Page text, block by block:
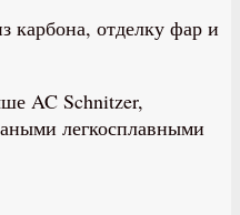
карбона, отделку фар и
AC Schnitzer,
легкосплавными